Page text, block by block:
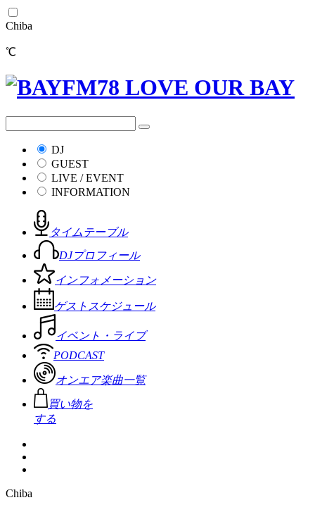
Chiba
℃
DJ
GUEST
LIVE / EVENT
INFORMATION
タイムテーブル
DJプロフィール
インフォメーション
ゲストスケジュール
イベント・ライブ
PODCAST
オンエア楽曲一覧
買い物を
する
Chiba